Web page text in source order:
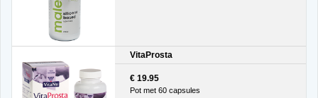
VitaProsta
€ 19.95
Pot met 60 capsules